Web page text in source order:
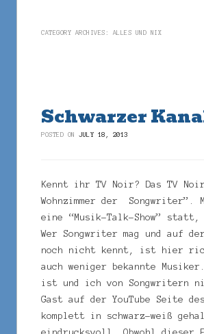
CATEGORY ARCHIVES: ALLES UND NIX
Schwarzer
POSTED ON JULY 18, 2013
Kennt ihr TV Noir? Das TV
Wohnzimmer der
Songwriter”.
eine “Musik-Talk-Show” statt,
Wer Songwriter mag und auf
noch nicht kennt, ist hier
auch weniger bekannte
ist und ich von Songwritern
Gast auf der YouTube Seite
komplett in schwarz-weiß